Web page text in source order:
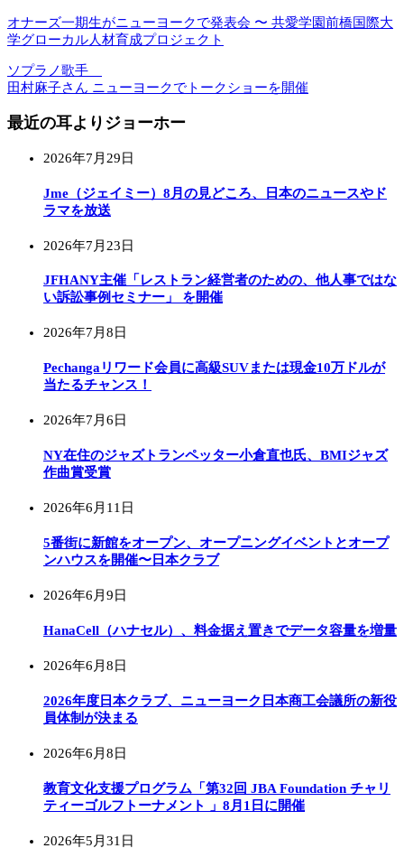
オナーズ一期生がニューヨークで発表会 〜 共愛学園前橋国際大
学グローカル人材育成プロジェクト
ソプラノ歌手
田村麻子さん ニューヨークでトークショーを開催
最近の耳よりジョーホー
2026年7月29日
Jme（ジェイミー）8月の見どころ、日本のニュースやド
ラマを放送
2026年7月23日
JFHANY主催「レストラン経営者のための、他人事ではな
い訴訟事例セミナー」 を開催
2026年7月8日
Pechangaリワード会員に高級SUVまたは現金10万ドルが
当たるチャンス！
2026年7月6日
NY在住のジャズトランペッター小倉直也氏、BMIジャズ
作曲賞受賞
2026年6月11日
5番街に新館をオープン、オープニングイベントとオープ
ンハウスを開催〜日本クラブ
2026年6月9日
HanaCell（ハナセル）、料金据え置きでデータ容量を増量
2026年6月8日
2026年度日本クラブ、ニューヨーク日本商工会議所の新役
員体制が決まる
2026年6月8日
教育文化支援プログラム「第32回 JBA Foundation チャリ
ティーゴルフトーナメント 」8月1日に開催
2026年5月31日